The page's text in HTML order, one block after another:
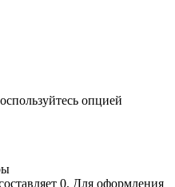
опцией
0. Для оформления